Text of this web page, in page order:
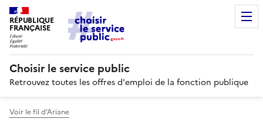
RÉPUBLIQUE
FRANÇAISE
Choisir le service public
Retrouvez toutes les offres d'emploi de la fonction publique
Voir le fil d’Ariane